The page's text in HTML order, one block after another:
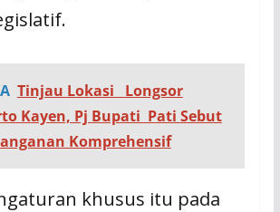
Tinjau Lokasi Longsor
Kayen, Pj Bupati Pati Sebut
Komprehensif
khusus itu pada